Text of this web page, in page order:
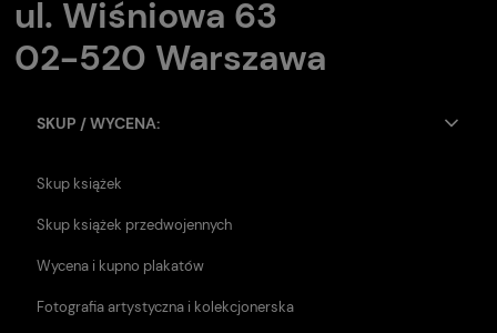
ul. Wiśniowa 63
02-520 Warszawa
SKUP / WYCENA:
Skup książek
Skup książek przedwojennych
Wycena i kupno plakatów
Fotografia artystyczna i kolekcjonerska